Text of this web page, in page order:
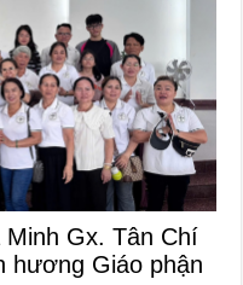
Gx. Tân Chí
hương Giáo phận